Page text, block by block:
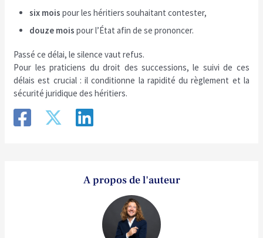
six mois pour les héritiers souhaitant contester,
douze mois pour l’État afin de se prononcer.
Passé ce délai, le silence vaut refus.
Pour les praticiens du droit des successions, le suivi de ces
délais est crucial : il conditionne la rapidité du règlement et la
sécurité juridique des héritiers.
A propos de l'auteur